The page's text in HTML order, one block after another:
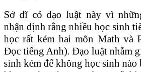
Sở dĩ có đạo luật này vì
nhận định rằng nhiều học sinh
học rất kém hai môn Math và
Đọc tiếng Anh). Đạo luật nhằm
sinh kém để không học sinh nào